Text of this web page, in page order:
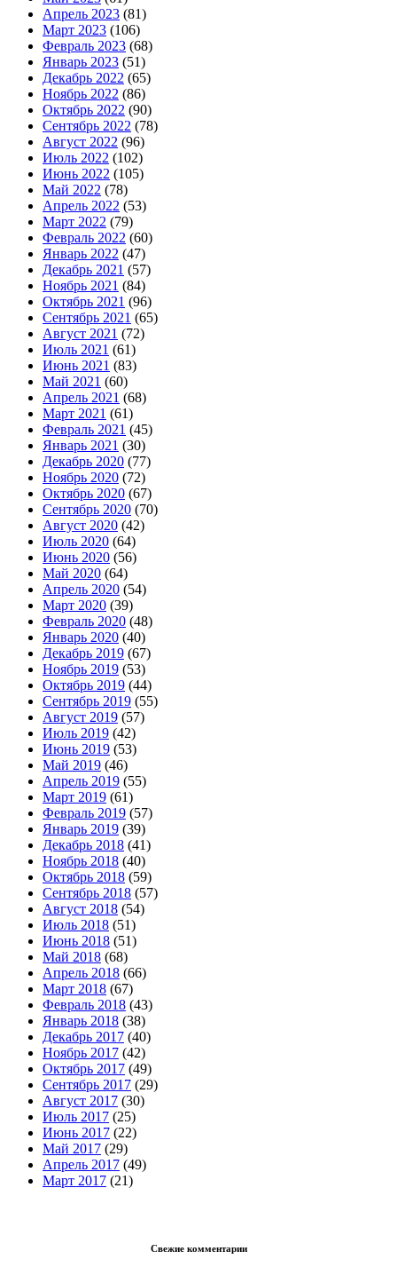
Апрель 2023 (81)
Март 2023 (106)
Февраль 2023 (68)
Январь 2023 (51)
Декабрь 2022 (65)
Ноябрь 2022 (86)
Октябрь 2022 (90)
Сентябрь 2022 (78)
Август 2022 (96)
Июль 2022 (102)
Июнь 2022 (105)
Май 2022 (78)
Апрель 2022 (53)
Март 2022 (79)
Февраль 2022 (60)
Январь 2022 (47)
Декабрь 2021 (57)
Ноябрь 2021 (84)
Октябрь 2021 (96)
Сентябрь 2021 (65)
Август 2021 (72)
Июль 2021 (61)
Июнь 2021 (83)
Май 2021 (60)
Апрель 2021 (68)
Март 2021 (61)
Февраль 2021 (45)
Январь 2021 (30)
Декабрь 2020 (77)
Ноябрь 2020 (72)
Октябрь 2020 (67)
Сентябрь 2020 (70)
Август 2020 (42)
Июль 2020 (64)
Июнь 2020 (56)
Май 2020 (64)
Апрель 2020 (54)
Март 2020 (39)
Февраль 2020 (48)
Январь 2020 (40)
Декабрь 2019 (67)
Ноябрь 2019 (53)
Октябрь 2019 (44)
Сентябрь 2019 (55)
Август 2019 (57)
Июль 2019 (42)
Июнь 2019 (53)
Май 2019 (46)
Апрель 2019 (55)
Март 2019 (61)
Февраль 2019 (57)
Январь 2019 (39)
Декабрь 2018 (41)
Ноябрь 2018 (40)
Октябрь 2018 (59)
Сентябрь 2018 (57)
Август 2018 (54)
Июль 2018 (51)
Июнь 2018 (51)
Май 2018 (68)
Апрель 2018 (66)
Март 2018 (67)
Февраль 2018 (43)
Январь 2018 (38)
Декабрь 2017 (40)
Ноябрь 2017 (42)
Октябрь 2017 (49)
Сентябрь 2017 (29)
Август 2017 (30)
Июль 2017 (25)
Июнь 2017 (22)
Май 2017 (29)
Апрель 2017 (49)
Март 2017 (21)
Свежие комментарии